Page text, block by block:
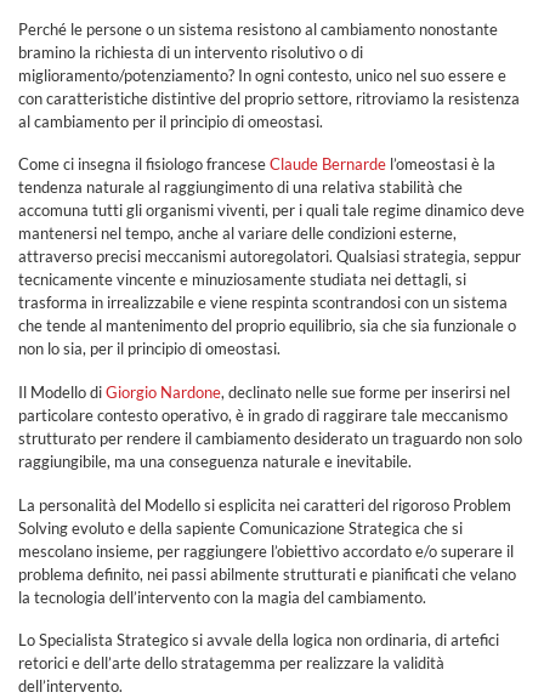
Perché le persone o un sistema resistono al cambiamento nonostante
bramino la richiesta di un intervento risolutivo o di
miglioramento/potenziamento? In ogni contesto, unico nel suo essere e
con caratteristiche distintive del proprio settore, ritroviamo la resistenza
al cambiamento per il principio di omeostasi.
Come ci insegna il fisiologo franceseClaude Bernarde l’omeostasi è la
tendenza naturale al raggiungimento di una relativa stabilità che
accomuna tutti gli organismi viventi, per i quali tale regime dinamico deve
mantenersi nel tempo, anche al variare delle condizioni esterne,
attraverso precisi meccanismi autoregolatori. Qualsiasi strategia, seppur
tecnicamente vincente e minuziosamente studiata nei dettagli, si
trasforma in irrealizzabile e viene respinta scontrandosi con un sistema
che tende al mantenimento del proprio equilibrio, sia che sia funzionale o
non lo sia, per il principio di omeostasi.
Il Modello diGiorgio Nardone, declinato nelle sue forme per inserirsi nel
particolare contesto operativo, è in grado di raggirare tale meccanismo
strutturato per rendere il cambiamento desiderato un traguardo non solo
raggiungibile, ma una conseguenza naturale e inevitabile.
La personalità del Modello si esplicita nei caratteri del rigoroso Problem
Solving evoluto e della sapiente Comunicazione Strategica che si
mescolano insieme, per raggiungere l’obiettivo accordato e/o superare il
problema definito, nei passi abilmente strutturati e pianificati che velano
la tecnologia dell’intervento con la magia del cambiamento.
Lo Specialista Strategico si avvale della logica non ordinaria, di artefici
retorici e dell’arte dello stratagemma per realizzare la validità
dell’intervento.